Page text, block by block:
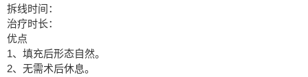
拆线时间：
治疗时长：
优点
1、填充后形态自然。
2、无需术后休息。